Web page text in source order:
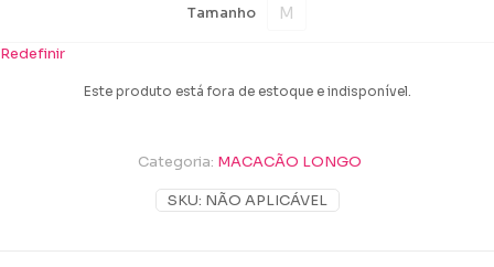
Tamanho M
Redefinir
Este produto está fora de estoque e indisponível.
SKU: NÃO APLICÁVEL
Categoria: MACACÃO LONGO